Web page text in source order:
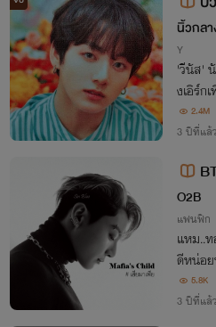
ท้อง,
นิ้วกลา
Y
'วีนัส'
งเอิร์ก
นิยาย
หารชีวิ
รักทั้ง
2.4M
3 ปีที่แล้ว
O2B
แฟนฟิก
แหม..
ดีหน่อย
น.." "มึ
ม่ทำอะ
5.8K
3 ปีที่แล้ว